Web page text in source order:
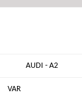
AUDI - A2
VAR